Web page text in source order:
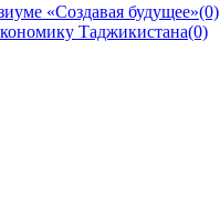
«Создавая будущее»(0)
Таджикистана(0)